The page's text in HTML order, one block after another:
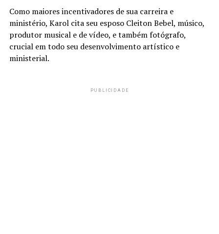
Como maiores incentivadores de sua carreira e
ministério, Karol cita seu esposo Cleiton Bebel, músico,
produtor musical e de vídeo, e também fotógrafo,
crucial em todo seu desenvolvimento artístico e
ministerial.
PUBLICIDADE